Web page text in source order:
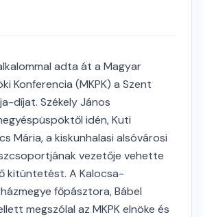
adta át a Magyar
Konferencia (MKPK) a Szent
díjat. Székely János
idén, Kuti
Mária, a kiskunhalasi alsóvárosi
vezetője vehette
kitüntetést. A Kalocsa-
főpásztora, Bábel
megszólal az MKPK elnöke és